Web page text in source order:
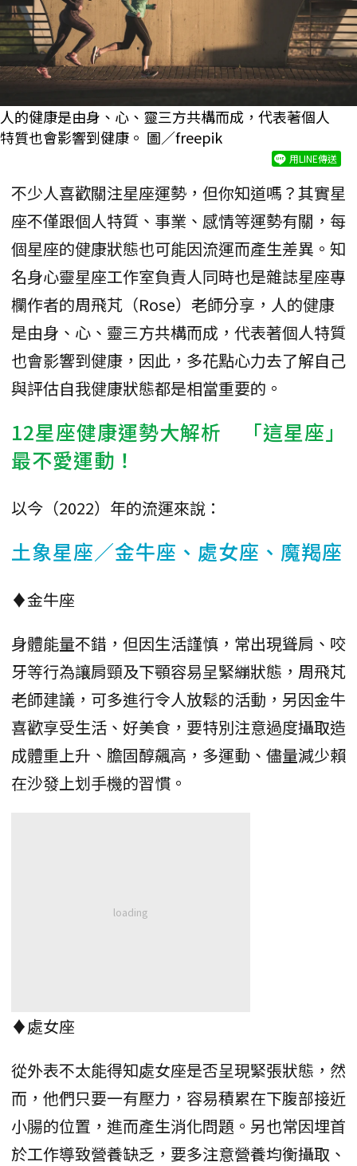
人的健康是由身、心、靈三方共構而成，代表著個人
特質也會影響到健康。 圖／freepik
用LINE傳送
不少人喜歡關注星座運勢，但你知道嗎？其實星
座不僅跟個人特質、事業、感情等運勢有關，每
個星座的健康狀態也可能因流運而產生差異。知
名身心靈星座工作室負責人同時也是雜誌星座專
欄作者的周飛芃（Rose）老師分享，人的健康
是由身、心、靈三方共構而成，代表著個人特質
也會影響到健康，因此，多花點心力去了解自己
與評估自我健康狀態都是相當重要的。
12星座健康運勢大解析 「這星座」
最不愛運動！
以今（2022）年的流運來說：
土象星座／金牛座、處女座、魔羯座
♦金牛座
身體能量不錯，但因生活謹慎，常出現聳肩、咬
牙等行為讓肩頸及下顎容易呈緊繃狀態，周飛芃
老師建議，可多進行令人放鬆的活動，另因金牛
喜歡享受生活、好美食，要特別注意過度攝取造
成體重上升、膽固醇飆高，多運動、儘量減少賴
在沙發上划手機的習慣。
♦處女座
從外表不太能得知處女座是否呈現緊張狀態，然
而，他們只要一有壓力，容易積累在下腹部接近
小腸的位置，進而產生消化問題。另也常因埋首
於工作導致營養缺乏，要多注意營養均衡攝取、